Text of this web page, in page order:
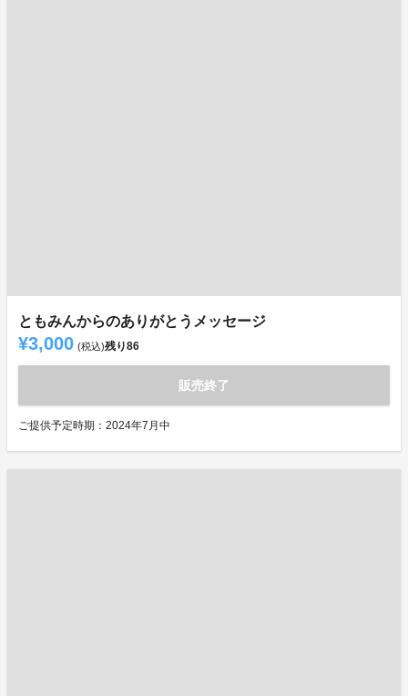
ともみんからのありがとうメッセージ
¥3,000 (税込)残り86
販売終了
ご提供予定時期：2024年7月中